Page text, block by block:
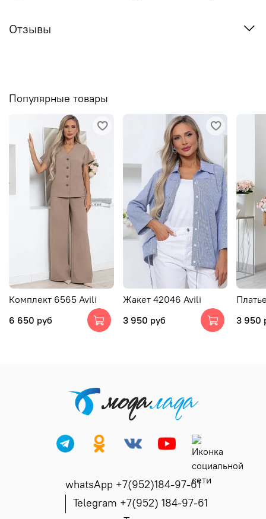
Отзывы
Популярные товары
Комплект 6565 Avili
6 650 руб
Жакет 42046 Avili
3 950 руб
3 950
whatsApp +7(952)184-97-61
Telegram +7(952) 184-97-61